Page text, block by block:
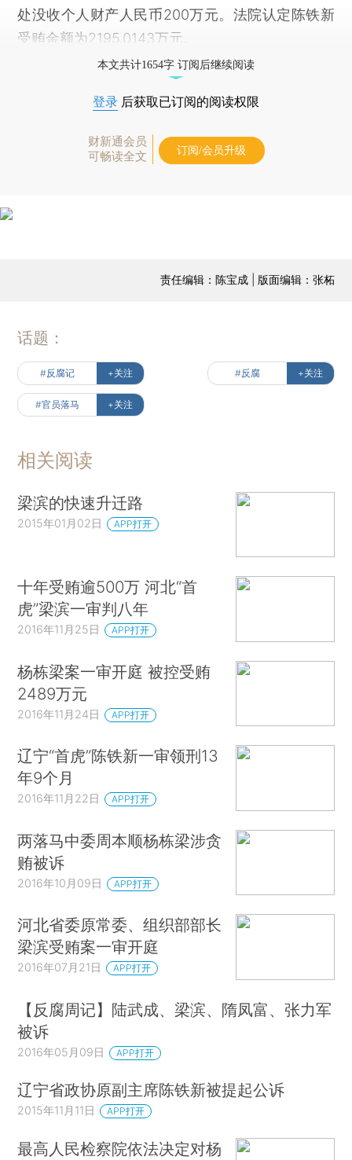
处没收个人财产人民币200万元。法院认定陈铁新
受贿金额为2195.0143万元。
本文共计1654字 订阅后继续阅读
登录 后获取已订阅的阅读权限
财新通会员
可畅读全文
订阅/会员升级
责任编辑：陈宝成 | 版面编辑：张柘
话题：
#反腐记 +关注 #反腐 +关注
#官员落马 +关注
相关阅读
梁滨的快速升迁路
2015年01月02日 APP打开
十年受贿逾500万 河北“首
虎”梁滨一审判八年
2016年11月25日 APP打开
杨栋梁案一审开庭 被控受贿
2489万元
2016年11月24日 APP打开
辽宁“首虎”陈铁新一审领刑13
年9个月
2016年11月22日 APP打开
两落马中委周本顺杨栋梁涉贪
贿被诉
2016年10月09日 APP打开
河北省委原常委、组织部部长
梁滨受贿案一审开庭
2016年07月21日 APP打开
【反腐周记】陆武成、梁滨、隋凤富、张力军
被诉
2016年05月09日 APP打开
辽宁省政协原副主席陈铁新被提起公诉
2015年11月11日 APP打开
最高人民检察院依法决定对杨